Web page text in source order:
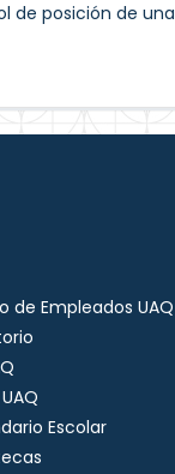
de posición de una
de Empleados UAQ
Escolar